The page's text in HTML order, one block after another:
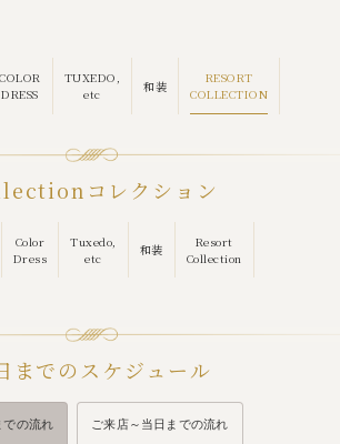
COLOR
DRESS
TUXEDO,
etc
和装
RESORT
COLLECTION
コレクション
Color
Dress
Tuxedo,
etc
和装
Resort
Collection
までのスケジュール
での流れ ご来店～当日までの流れ